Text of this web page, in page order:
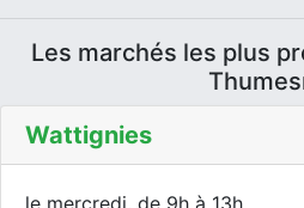
Les marchés les plus
Wattignies
le mercredi, de 9h à 13h